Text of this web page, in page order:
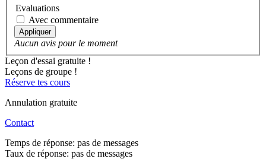
Evaluations
Avec commentaire
Appliquer
Aucun avis pour le moment
Leçon d'essai gratuite !
Leçons de groupe !
Réserve tes cours
Annulation gratuite
Contact
Temps de réponse: pas de messages
Taux de réponse: pas de messages